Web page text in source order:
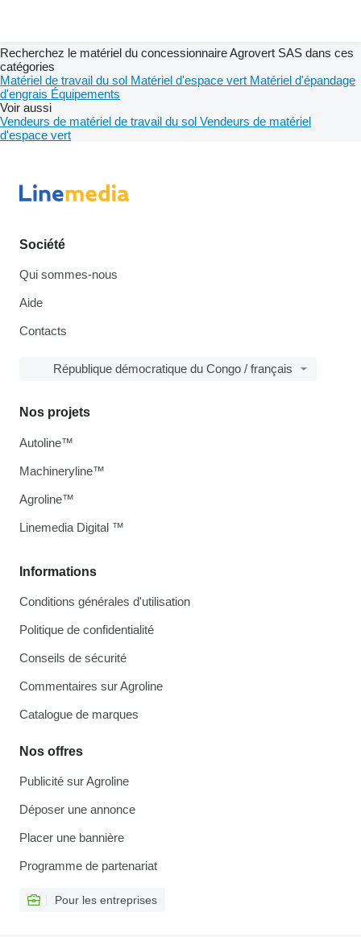
Recherchez le matériel du concessionnaire Agrovert SAS dans ces
catégories
Matériel de travail du sol Matériel d'espace vert Matériel d'épandage
d'engrais Équipements
Voir aussi
Vendeurs de matériel de travail du sol Vendeurs de matériel
d'espace vert
Société
Qui sommes-nous
Aide
Contacts
République démocratique du Congo / français
Informations
Conditions générales d'utilisation
Politique de confidentialité
Conseils de sécurité
Commentaires sur Agroline
Catalogue de marques
Nos offres
Publicité sur Agroline
Déposer une annonce
Placer une bannière
Programme de partenariat
Pour les entreprises
Nos projets
Autoline™
Machineryline™
Agroline™
Linemedia Digital ™